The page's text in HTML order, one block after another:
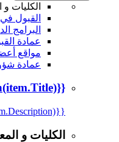
الكليات و
القبول
البرامج
عمادة
مواقع
عمادة
{{mmc.getCurrentTranslation(item.Title)}}
{{mmc.getCurrentTranslation(item.Description)}}
الكليات و